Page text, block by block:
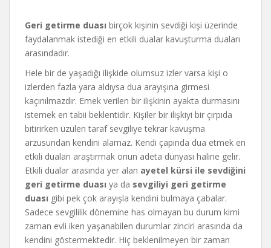
Geri getirme duası birçok kişinin sevdiği kişi üzerinde
faydalanmak istediği en etkili dualar kavuşturma duaları
arasındadır.
Hele bir de yaşadığı ilişkide olumsuz izler varsa kişi o
izlerden fazla yara aldıysa dua arayışına girmesi
kaçınılmazdır. Emek verilen bir ilişkinin ayakta durmasını
istemek en tabii beklentidir. Kişiler bir ilişkiyi bir çırpıda
bitirirken üzülen taraf sevgiliye tekrar kavuşma
arzusundan kendini alamaz. Kendi çapında dua etmek en
etkili duaları araştırmak onun adeta dünyası haline gelir.
Etkili dualar arasında yer alan ayetel kürsi ile sevdiğini
geri getirme duası ya da sevgiliyi geri getirme
duası gibi pek çok arayışla kendini bulmaya çabalar.
Sadece sevgililik dönemine has olmayan bu durum kimi
zaman evli iken yaşanabilen durumlar zinciri arasında da
kendini göstermektedir. Hiç beklenilmeyen bir zaman